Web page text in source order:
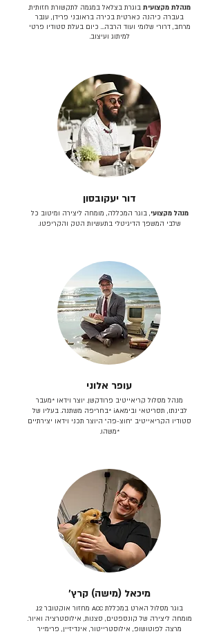
מנהלת מקצועית בוגרת בצלאל במגמה לתקשורת חזותית.
בעברה כיהנה כארטית בכירה בראובני פרידן, ענבר
מרחב, דרורי שלומי ועוד הרבה… כיום בעלת סטודיו פרטי
למיתוג ועיצוב.
דור יעקובסון
מנהל מקצועי, בוגר המכללה, מומחה ליצירה ומיטוב כל
שלבי המשפך הדיגיטלי בתעשיות הטק והקריפטו.
עופר אלוני
מנהל מסלול קריאייטיב פרודקשן. יוצר וידאו *מעבר
לבינתו, תסריטאי וב​ימאiA‎ *בחריפה משתנה. בעליו של
סטודיו הקריאייטיב ״חוצ-פה״ היוצר תכני וידאו יצירתיים
*משהו.
מיכאל (מישה) קרץ׳
בוגר מסלול הארט במכללת ACC מחזור אוקטובר 12.
מומחה ליצירה של קונספטים, סצנות, אילוסטרציה ואיור.
מרצה לפוטושופ, אילוסטרייטור, אינדיזיין, פרימייר